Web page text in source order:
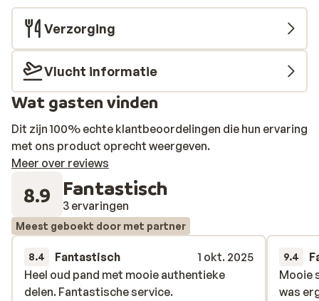
buitenkant behouden en gaat helemaal op in de
omgeving. Trek er op uit met de auto of maak mooie
wandelingen en ontdek de magische schoonheid van dit
prachtige deel van Italië. Thuiskomen was nog nooit zo
fijn. Je geniet hier op en top van kamers en suites die
ingericht zijn in een rustieke stijl en warme sfeer. Aan
elk details is gedacht. Lekker even afkoelen? Neem een
duik in het zwembad en geniet van een rustige middag
op je ligbed op het terras.
Verzorging
Vlucht informatie
Wat gasten vinden
Dit zijn 100% echte klantbeoordelingen die hun ervaring
met ons product oprecht weergeven.
Meer over reviews
8.9 Fantastisch
3 ervaringen
Meest geboekt door met partner
8.4 Fantastisch
1 okt. 2025
Heel oud pand met mooie authentieke
delen. Fantastische service.
Heel oud pand met mooie authentieke
delen. Fantastische service.
9.4
Mooie
was
Mooie
was